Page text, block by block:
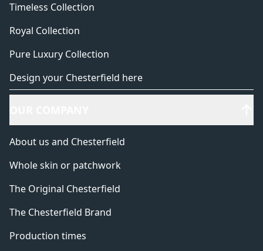
Timeless Collection
Royal Collection
Pure Luxury Collection
Design your Chesterfield here
About us and Chesterfield
Whole skin or patchwork
The Original Chesterfield
The Chesterfield Brand
Production times